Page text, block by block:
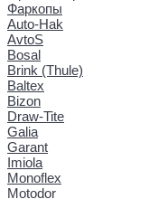
Фаркопы
Auto-Hak
AvtoS
Bosal
Brink (Thule)
Baltex
Bizon
Draw-Tite
Galia
Garant
Imiola
Monoflex
Motodor